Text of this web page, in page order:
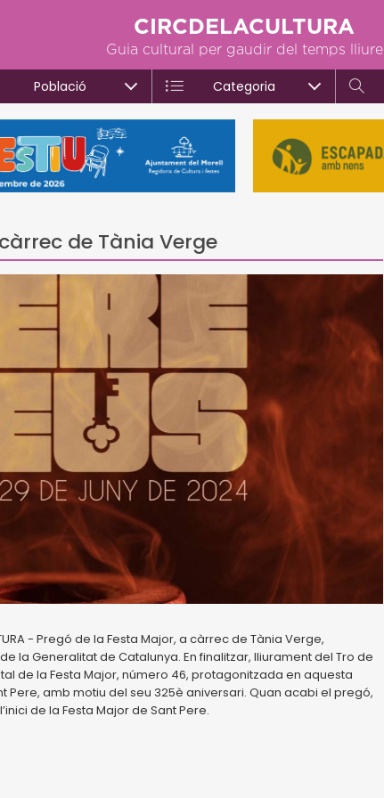
CIRCDELACULTURA
Guia cultural per gaudir del temps lliure
Població Categoria
de Tània Verge
- Pregó de la Festa Major, a càrrec de Tània Verge,
la Generalitat de Catalunya. En finalitzar, lliurament del Tro de
de la Festa Major, número 46, protagonitzada en aquesta
amb motiu del seu 325è aniversari. Quan acabi el pregó,
de la Festa Major de Sant Pere.